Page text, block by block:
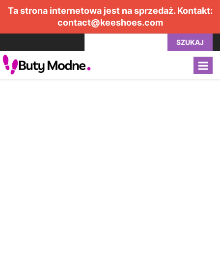
Ta strona internetowa jest na sprzedaż. Kontakt:
contact@keeshoes.com
SZUKAJ